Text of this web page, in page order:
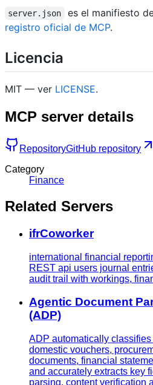
server.json
es el manifiesto
registro oficial de MCP.
Licencia
MIT — ver LICENSE.
MCP server details
RepositoryGitHub repository
Category
Finance
Related Servers
ifrCoworker
international financial
REST api users journal
audit trail with workings,
Agentic Document
(ADP)
ADP automatically
domestic vouchers,
documents, financial
and accurately extracts key
parsing, content verification